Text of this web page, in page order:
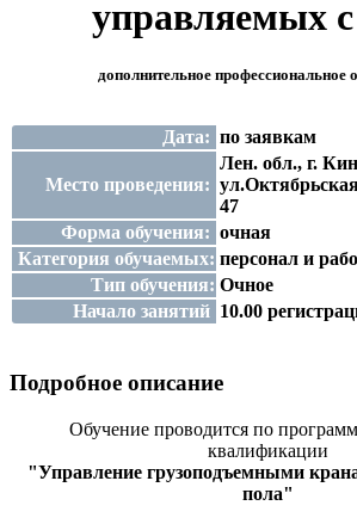
управляемых
дополнительное профессиональное
Дата: по заявкам
Место проведения:
Лен. обл., г.
47
Форма обучения: очная
Категория обучаемых: персонал и
Тип обучения: Очное
Начало занятий 10.00
Подробное описание
Обучение проводится по
квалификации
"Управление грузоподъемными
пола"